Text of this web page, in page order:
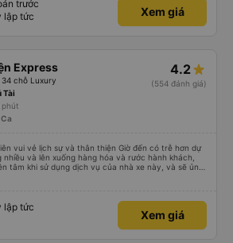
Trọng Thủy Travel một lần nữa. Rất đáng giới
trước
lập tức
Xem giá
Express
34 chỗ Luxury
4.2
(554 đánh giá)
Tài
phút
vui vẻ lịch sự và thân thiện Giờ đến có trễ hơn dự
nhiều và lên xuống hàng hóa và rước hành khách,
tâm khi sử dụng dịch vụ của nhà xe này, và sẽ ủng
thân sử dụng dịch vụ của nhà xe này
lập tức
Xem giá